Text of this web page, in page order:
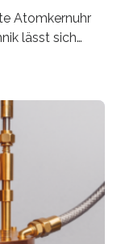
Atomkernuhr
lässt sich
jahrzehntelang
2024 gelang
Durchbruch:
wurde
dass sich